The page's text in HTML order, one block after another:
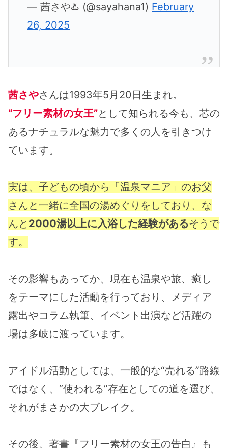
— 茜さや♨️ (@sayahana1) February
26, 2025
茜さやさんは1993年5月20日生まれ。
“フリー素材の女王”として知られる今も、芯の
あるナチュラルな魅力で多くの人を引きつけ
ています。
実は、子どもの頃から「温泉マニア」のお父
さんと一緒に全国の湯めぐりをしており、な
んと 2000湯以上に入浴した経験があるそうで
す​。
その影響もあってか、現在も温泉や旅、癒し
をテーマにした活動を行っており、メディア
露出やコラム執筆、イベント出演など活躍の
場は多岐に渡っています。
アイドル活動としては、一般的な“売れる”路線
ではなく、“使われる”存在としての道を選び、
それがまさかの大ブレイク。
その後、著書『フリー素材の女王の告白』も